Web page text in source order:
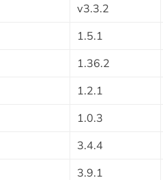
v3.3.2
1.5.1
1.36.2
1.2.1
1.0.3
3.4.4
3.9.1